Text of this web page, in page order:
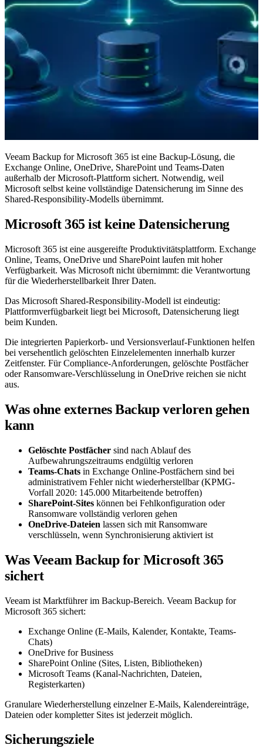
Veeam Backup for Microsoft 365 ist eine Backup-Lösung, die
Exchange Online, OneDrive, SharePoint und Teams-Daten
außerhalb der Microsoft-Plattform sichert. Notwendig, weil
Microsoft selbst keine vollständige Datensicherung im Sinne des
Shared-Responsibility-Modells übernimmt.
Microsoft 365 ist keine Datensicherung
Microsoft 365 ist eine ausgereifte Produktivitätsplattform. Exchange
Online, Teams, OneDrive und SharePoint laufen mit hoher
Verfügbarkeit. Was Microsoft nicht übernimmt: die Verantwortung
für die Wiederherstellbarkeit Ihrer Daten.
Das Microsoft Shared-Responsibility-Modell ist eindeutig:
Plattformverfügbarkeit liegt bei Microsoft, Datensicherung liegt
beim Kunden.
Die integrierten Papierkorb- und Versionsverlauf-Funktionen helfen
bei versehentlich gelöschten Einzelelementen innerhalb kurzer
Zeitfenster. Für Compliance-Anforderungen, gelöschte Postfächer
oder Ransomware-Verschlüsselung in OneDrive reichen sie nicht
aus.
Was ohne externes Backup verloren gehen
kann
Gelöschte Postfächer sind nach Ablauf des
Aufbewahrungszeitraums endgültig verloren
Teams-Chats in Exchange Online-Postfächern sind bei
administrativem Fehler nicht wiederherstellbar (KPMG-
Vorfall 2020: 145.000 Mitarbeitende betroffen)
SharePoint-Sites können bei Fehlkonfiguration oder
Ransomware vollständig verloren gehen
OneDrive-Dateien lassen sich mit Ransomware
verschlüsseln, wenn Synchronisierung aktiviert ist
Was Veeam Backup for Microsoft 365
sichert
Veeam ist Marktführer im Backup-Bereich. Veeam Backup for
Microsoft 365 sichert:
Exchange Online (E-Mails, Kalender, Kontakte, Teams-
Chats)
OneDrive for Business
SharePoint Online (Sites, Listen, Bibliotheken)
Microsoft Teams (Kanal-Nachrichten, Dateien,
Registerkarten)
Granulare Wiederherstellung einzelner E-Mails, Kalendereinträge,
Dateien oder kompletter Sites ist jederzeit möglich.
Sicherungsziele